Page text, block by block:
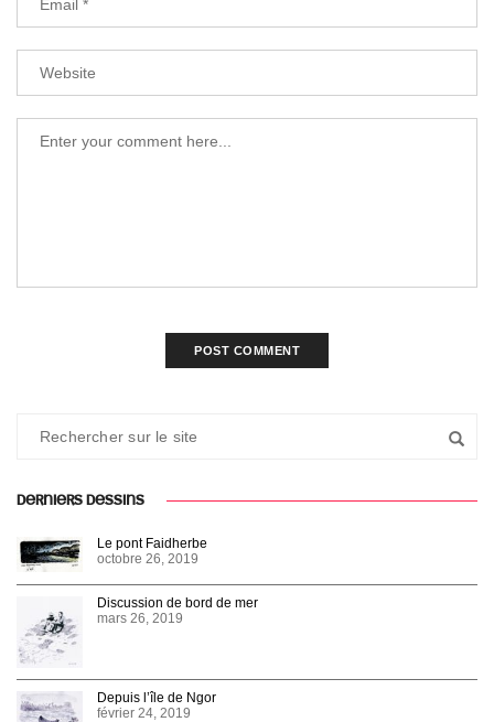
DERNIERS DESSINS
Le pont Faidherbe
octobre 26, 2019
Discussion de bord de mer
mars 26, 2019
Depuis l’île de Ngor
février 24, 2019